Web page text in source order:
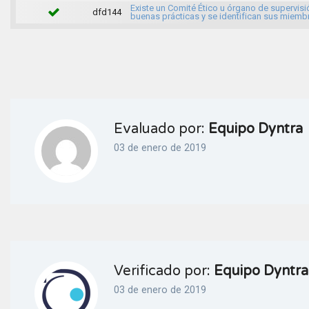
dfd144
Existe un Comité Ético u órgano de
buenas prácticas y se identifican sus
Evaluado por: Equipo Dyntra
03 de enero de 2019
Verificado por: Equipo Dyntra
03 de enero de 2019